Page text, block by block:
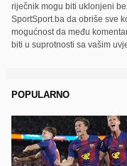
riječnik mogu biti uklonjeni
SportSport.ba da obriše sve
mogućnost da među
biti u suprotnosti sa vašim
POPULARNO